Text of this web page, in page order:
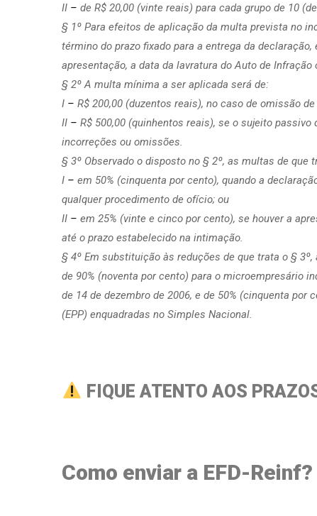
II – de R$ 20,00 (vinte reais) para cada grupo de 10
§ 1º Para efeitos de aplicação da multa prevista no
término do prazo fixado para a entrega da
apresentação, a data da lavratura do Auto de
§ 2º A multa mínima a ser aplicada será de:
I – R$ 200,00 (duzentos reais), no caso de omissão
II – R$ 500,00 (quinhentos reais), se o sujeito
incorreções ou omissões.
§ 3º Observado o disposto no § 2º, as multas de que
I – em 50% (cinquenta por cento), quando a
qualquer procedimento de ofício; ou
II – em 25% (vinte e cinco por cento), se houver a
até o prazo estabelecido na intimação.
§ 4º Em substituição às reduções de que trata o §
de 90% (noventa por cento) para o microempresário
de 14 de dezembro de 2006, e de 50% (cinquenta
(EPP) enquadradas no Simples Nacional.
FIQUE ATENTO AOS
Como enviar a EFD-Reinf?